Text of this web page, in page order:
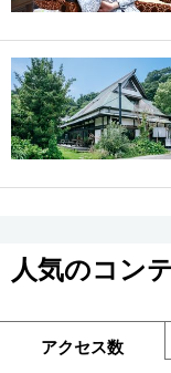
人気のコン
アクセス数